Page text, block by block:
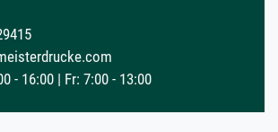
- 16:00 | Fr: 7:00 - 13:00